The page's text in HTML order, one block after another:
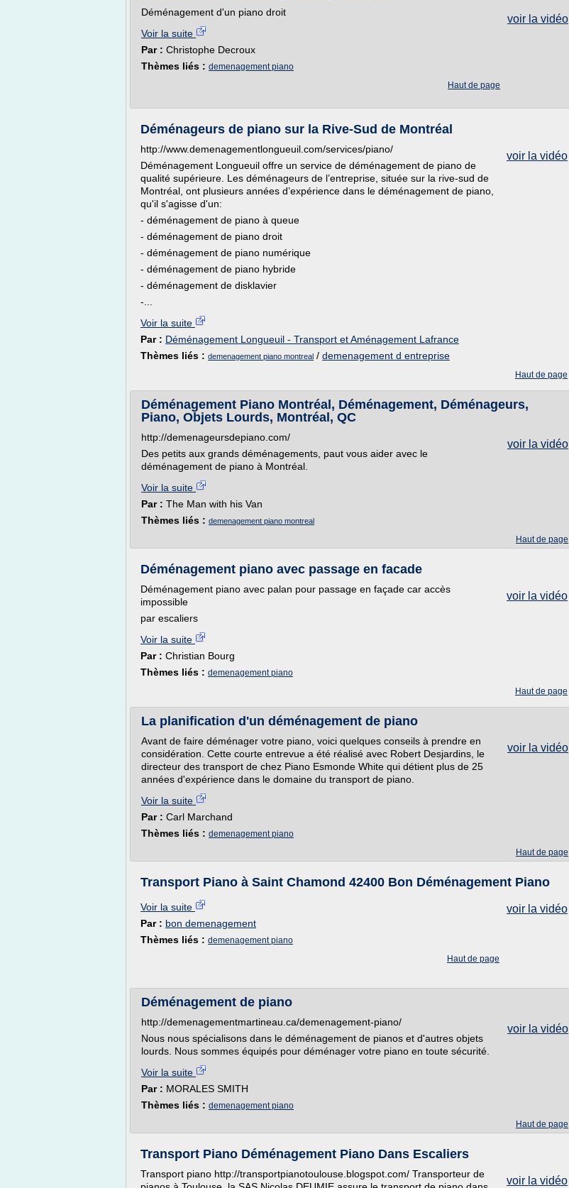
voir la vidéo
Déménagement d'un piano droit
Voir la suite
Par : Christophe Decroux
Thèmes liés : demenagement piano
Haut de page
Déménageurs de piano sur la Rive-Sud de Montréal
voir la vidéo
http://www.demenagementlongueuil.com/services/piano/
Déménagement Longueuil offre un service de déménagement de piano de
qualité supérieure. Les déménageurs de l’entreprise, située sur la rive-sud de
Montréal, ont plusieurs années d’expérience dans le déménagement de piano,
qu'il s'agisse d'un:
- déménagement de piano à queue
- déménagement de piano droit
- déménagement de piano numérique
- déménagement de piano hybride
- déménagement de disklavier
-...
Voir la suite
Par : Déménagement Longueuil - Transport et Aménagement Lafrance
Thèmes liés : demenagement piano montreal / demenagement d entreprise
Haut de page
Déménagement Piano Montréal, Déménagement, Déménageurs,
Piano, Objets Lourds, Montréal, QC
voir la vidéo
http://demenageursdepiano.com/
Des petits aux grands déménagements, paut vous aider avec le
déménagement de piano à Montréal.
Voir la suite
Par : The Man with his Van
Thèmes liés : demenagement piano montreal
Haut de page
Déménagement piano avec passage en facade
voir la vidéo
Déménagement piano avec palan pour passage en façade car accès
impossible
par escaliers
Voir la suite
Par : Christian Bourg
Thèmes liés : demenagement piano
Haut de page
La planification d'un déménagement de piano
voir la vidéo
Avant de faire déménager votre piano, voici quelques conseils à prendre en
considération. Cette courte entrevue a été réalisé avec Robert Desjardins, le
directeur des transport de chez Piano Esmonde White qui détient plus de 25
années d'expérience dans le domaine du transport de piano.
Voir la suite
Par : Carl Marchand
Thèmes liés : demenagement piano
Haut de page
Transport Piano à Saint Chamond 42400 Bon Déménagement Piano
voir la vidéo
Voir la suite
Par : bon demenagement
Thèmes liés : demenagement piano
Haut de page
Déménagement de piano
voir la vidéo
http://demenagementmartineau.ca/demenagement-piano/
Nous nous spécialisons dans le déménagement de pianos et d'autres objets
lourds. Nous sommes équipés pour déménager votre piano en toute sécurité.
Voir la suite
Par : MORALES SMITH
Thèmes liés : demenagement piano
Haut de page
Transport Piano Déménagement Piano Dans Escaliers
voir la vidéo
Transport piano http://transportpianotoulouse.blogspot.com/ Transporteur de